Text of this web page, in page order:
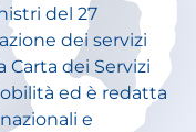
del 27
dei servizi
Carta dei Servizi
ed è redatta
e